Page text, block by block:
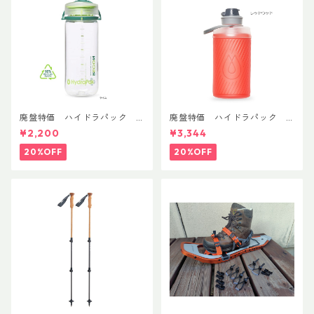
廃盤特価 ハイドラパック
リーコン ツイスト＆シップ 50
0ml
¥2,200
20%OFF
廃盤特価 ハイドラパック
フラックス 750ml
¥3,344
20%OFF